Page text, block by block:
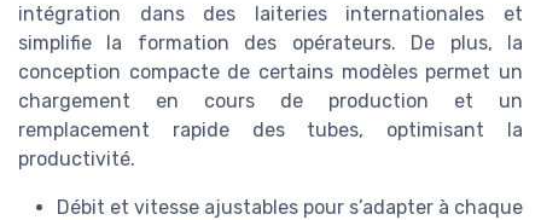
intégration dans des laiteries internationales et
simplifie la formation des opérateurs. De plus, la
conception compacte de certains modèles permet un
chargement en cours de production et un
remplacement rapide des tubes, optimisant la
productivité.
Débit et vitesse ajustables pour s’adapter à chaque